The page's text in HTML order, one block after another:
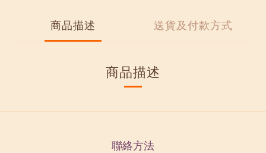
商品描述 送貨及付款方式
商品描述
聯絡方法